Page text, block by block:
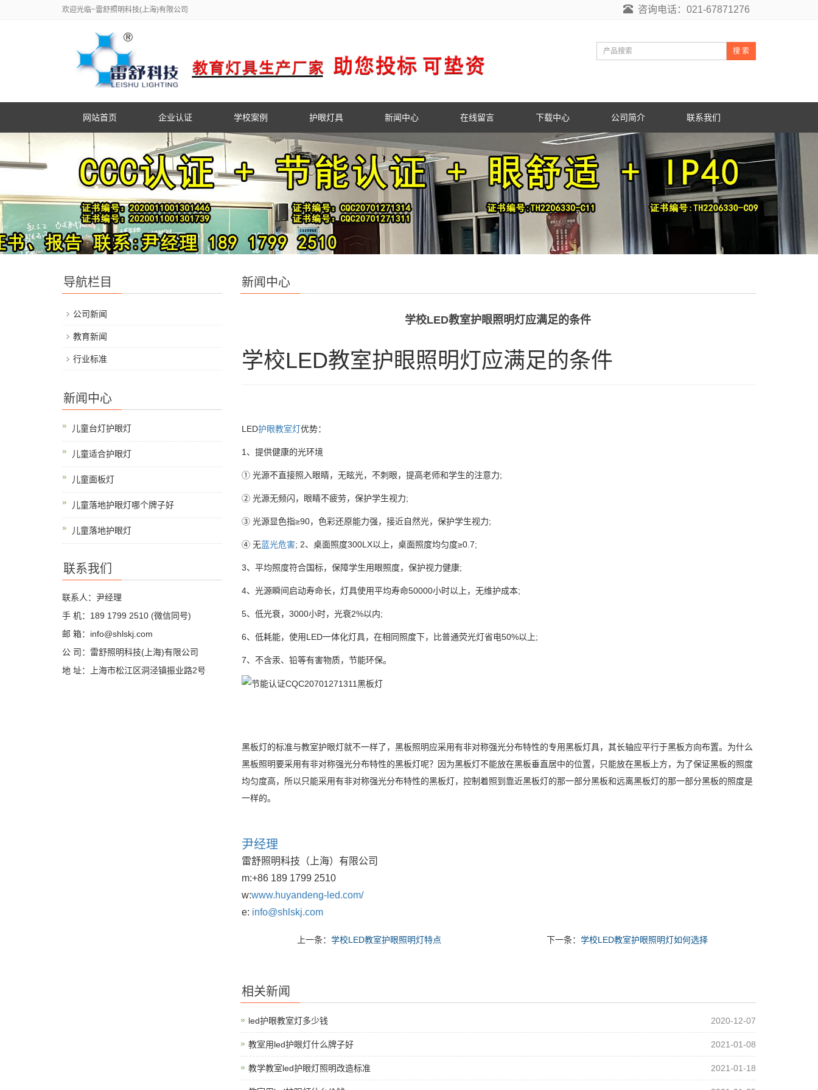
欢迎光临~雷舒照明科技(上海)有限公司 咨询电话：021-67871276
搜 索
网站首页 企业认证 学校案例 护眼灯具 新闻中心 在线留言 下载中心 公司简介 联系我们
新闻中心
学校LED教室护眼照明灯应满足的条件
学校LED教室护眼照明灯应满足的条件
LED护眼教室灯优势：
1、提供健康的光环境
① 光源不直接照入眼睛，无眩光，不刺眼，提高老师和学生的注意力;
② 光源无频闪，眼睛不疲劳，保护学生视力;
③ 光源显色指≥90，色彩还原能力强，接近自然光，保护学生视力;
④ 无蓝光危害; 2、桌面照度300LX以上，桌面照度均匀度≥0.7;
3、平均照度符合国标，保障学生用眼照度，保护视力健康;
4、光源瞬间启动寿命长，灯具使用平均寿命50000小时以上，无维护成本;
5、低光衰，3000小时，光衰2%以内;
6、低耗能，使用LED一体化灯具，在相同照度下，比普通荧光灯省电50%以上;
7、不含汞、铅等有害物质，节能环保。
黑板灯的标准与教室护眼灯就不一样了，黑板照明应采用有非对称强光分布特性的专用黑板灯具，其长轴应平行于黑板方向布置。为什么
黑板照明要采用有非对称强光分布特性的黑板灯呢？因为黑板灯不能放在黑板垂直居中的位置，只能放在黑板上方，为了保证黑板的照度
均匀度高，所以只能采用有非对称强光分布特性的黑板灯，控制着照到靠近黑板灯的那一部分黑板和远离黑板灯的那一部分黑板的照度是
一样的。
尹经理
雷舒照明科技（上海）有限公司
m:+86 189 1799 2510
w:www.huyandeng-led.com/
e: info@shlskj.com
上一条： 学校LED教室护眼照明灯特点 下一条： 学校LED教室护眼照明灯如何选择
相关新闻
led护眼教室灯多少钱 2020-12-07
教室用led护眼灯什么牌子好 2021-01-08
教学教室led护眼灯照明改造标准 2021-01-18
导航栏目
公司新闻
教育新闻
行业标准
新闻中心
儿童台灯护眼灯
儿童适合护眼灯
儿童面板灯
儿童落地护眼灯哪个牌子好
儿童落地护眼灯
联系我们
联系人：尹经理
手 机：189 1799 2510 (微信同号)
邮 箱：info@shlskj.com
公 司：雷舒照明科技(上海)有限公司
地 址：上海市松江区洞泾镇振业路2号